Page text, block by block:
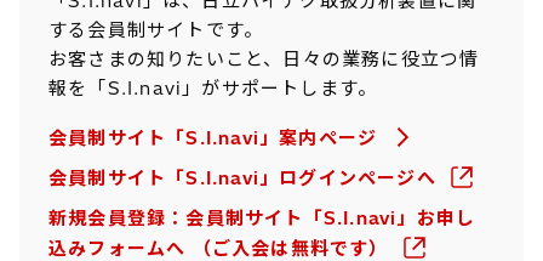
する会員制サイトです。
お客さまの知りたいこと、日々の業務に役立つ情
報を「S.I.navi」がサポートします。
会員制サイト「S.I.navi」案内ページ
会員制サイト「S.I.navi」ログインページへ
新規会員登録：会員制サイト「S.I.navi」お申し
込みフォームへ （ご入会は無料です）